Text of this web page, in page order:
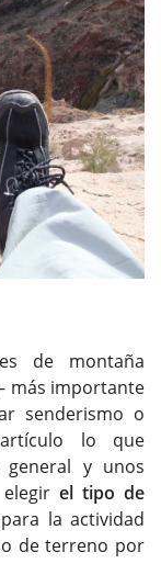
de montaña
más importante
senderismo o
lo que
y unos
el tipo de
la actividad
de terreno por